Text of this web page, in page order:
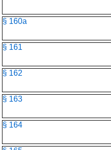
§ 160a
§ 161
§ 162
§ 163
§ 164